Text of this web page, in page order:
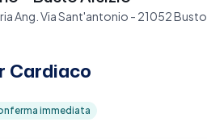
Ang. Via Sant'antonio - 21052 Busto
Cardiaco
immediata